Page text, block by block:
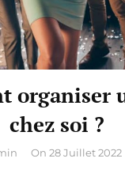
organiser
chez soi ?
On 28 Juillet 2022